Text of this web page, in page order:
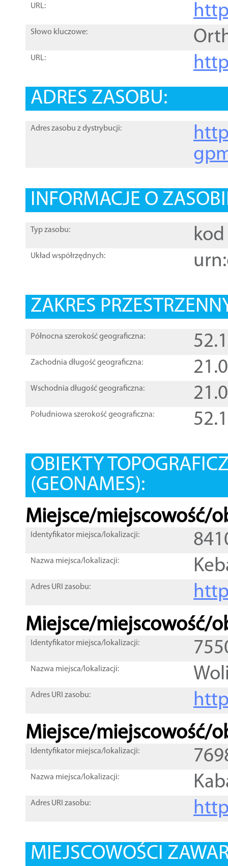
URL:
Słowo kluczowe:
URL:
ADRES ZASOBU:
Adres zasobu z dystrybucji:
INFORMACJE O
Typ zasobu: kod
Układ współrzędnych:
ZAKRES
Północna szerokość geograficzna:
Zachodnia długość geograficzna:
Wschodnia długość geograficzna:
Południowa szerokość geograficzna:
OBIEKTY
(GEONAMES):
Miejsce/miejscowość/
Identyfikator miejsca/lokalizacji:
Nazwa miejsca/lokalizacji:
Adres URI zasobu:
Miejsce/miejscowość/
Identyfikator miejsca/lokalizacji:
Nazwa miejsca/lokalizacji:
Adres URI zasobu:
Miejsce/miejscowość/
Identyfikator miejsca/lokalizacji:
Nazwa miejsca/lokalizacji:
Adres URI zasobu:
MIEJSCOWOŚCI